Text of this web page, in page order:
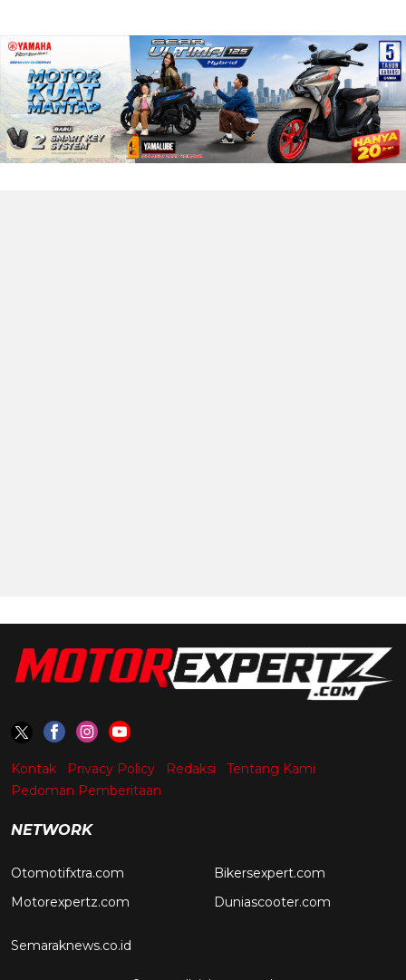
Kontak Privacy Policy Redaksi
Tentang Kami
Pedoman Pemberitaan
NETWORK
Otomotifxtra.com
Motorexpertz.com
Bikersexpert.com
Duniascooter.com
Semaraknews.co.id